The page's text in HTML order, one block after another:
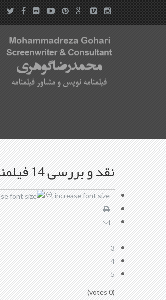
نقد و بررسی 14 فیلمنامه منتخب در کارگاه فیلمنامه نویسی ویژه هنرمندان یزدی
increase font size
3
4
5
(0 votes)